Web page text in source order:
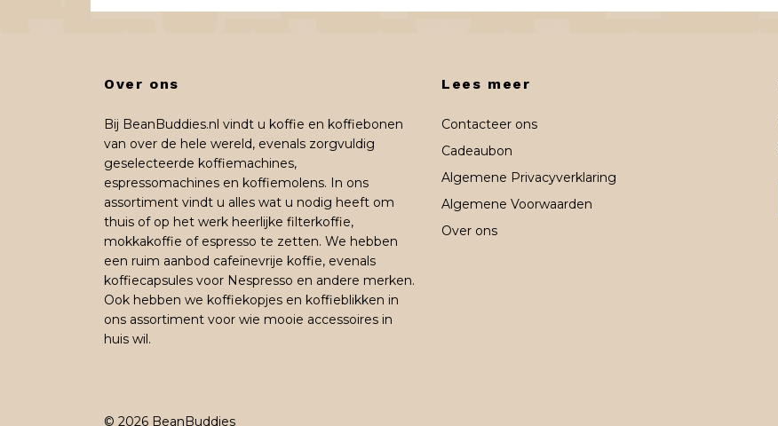
Over ons
Bij BeanBuddies.nl vindt u koffie en koffiebonen
van over de hele wereld, evenals zorgvuldig
geselecteerde koffiemachines,
espressomachines en koffiemolens. In ons
assortiment vindt u alles wat u nodig heeft om
thuis of op het werk heerlijke filterkoffie,
mokkakoffie of espresso te zetten. We hebben
een ruim aanbod cafeïnevrije koffie, evenals
koffiecapsules voor Nespresso en andere merken.
Ook hebben we koffiekopjes en koffieblikken in
ons assortiment voor wie mooie accessoires in
huis wil.
Lees meer
Contacteer ons
Cadeaubon
Algemene Privacyverklaring
Algemene Voorwaarden
Over ons
© 2026 BeanBuddies